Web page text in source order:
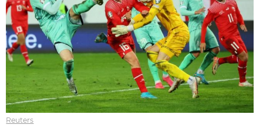
Reuters